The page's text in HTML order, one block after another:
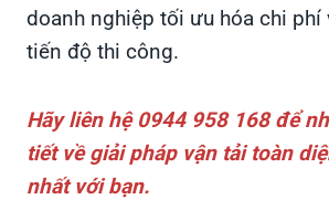
doanh nghiệp tối ưu hóa chi phí
tiến độ thi công.
Hãy liên hệ 0944 958 168 để
tiết về giải pháp vận tải toàn
nhất với bạn.